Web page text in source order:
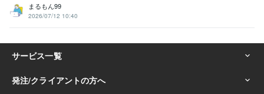
まるもん99
2026/07/12 10:40